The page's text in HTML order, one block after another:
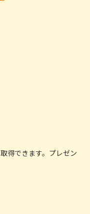
得できます。プレゼン